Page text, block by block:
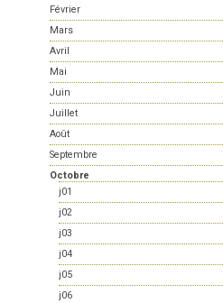
Février
Mars
Avril
Mai
Juin
Juillet
Août
Septembre
Octobre
j01
j02
j03
j04
j05
j06